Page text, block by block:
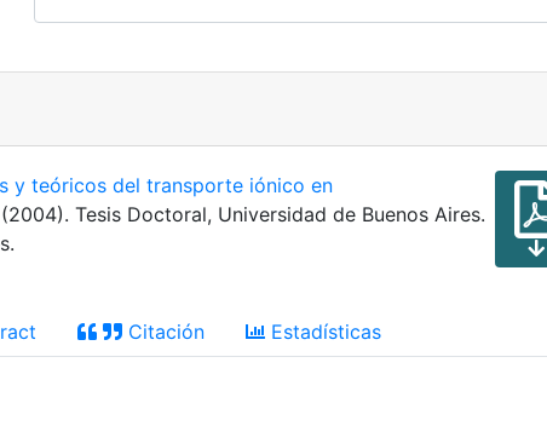
y teóricos del transporte iónico en
Tesis Doctoral, Universidad de Buenos Aires.
Citación Estadísticas